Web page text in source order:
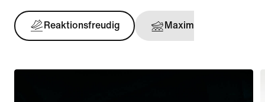
Reaktionsfreudig Maximal